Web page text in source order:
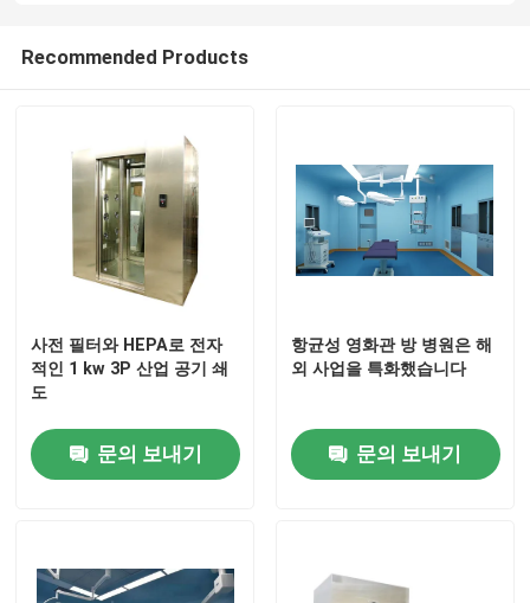
제품
우리에 대하여
Recommended Products
사전 필터와 HEPA로 전자
적인 1 kw 3P 산업 공기 쇄
도
문의 보내기
항균성 영화관 방 병원은 해
외 사업을 특화했습니다
문의 보내기